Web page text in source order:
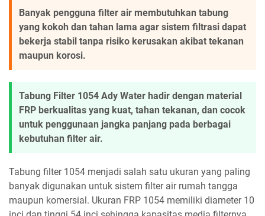
Banyak pengguna filter air membutuhkan tabung
yang kokoh dan tahan lama agar sistem filtrasi dapat
bekerja stabil tanpa risiko kerusakan akibat tekanan
maupun korosi.
Tabung Filter 1054 Ady Water hadir dengan material
FRP berkualitas yang kuat, tahan tekanan, dan cocok
untuk penggunaan jangka panjang pada berbagai
kebutuhan filter air.
Tabung filter 1054 menjadi salah satu ukuran yang paling
banyak digunakan untuk sistem filter air rumah tangga
maupun komersial. Ukuran FRP 1054 memiliki diameter 10